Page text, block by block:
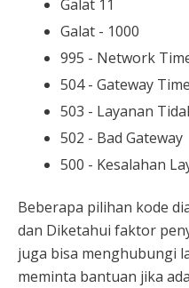
Galat 11
Galat - 1000
995 - Network
504 - Gateway
503 - Layanan
502 - Bad Gateway
500 - Kesalahan
Beberapa pilihan kode
dan Diketahui faktor
juga bisa menghubungi
meminta bantuan jika